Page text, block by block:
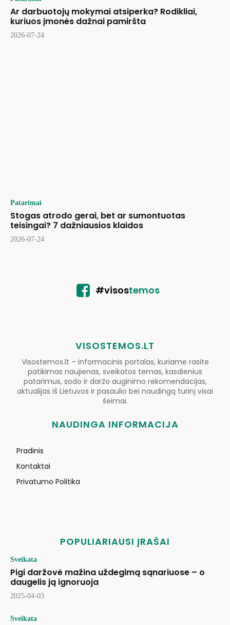
Ar darbuotojų mokymai atsiperka? Rodikliai,
kuriuos įmonės dažnai pamiršta
2026-07-24
Patarimai
Stogas atrodo gerai, bet ar sumontuotas
teisingai? 7 dažniausios klaidos
2026-07-24
#visostemos
VISOSTEMOS.LT
Visostemos.lt – informacinis portalas, kuriame rasite
patikimas naujienas, sveikatos temas, kasdienius
patarimus, sodo ir daržo auginimo rekomendacijas,
aktualijas iš Lietuvos ir pasaulio bei naudingą turinį visai
šeimai.
NAUDINGA INFORMACIJA
Pradinis
Kontaktai
Privatumo Politika
POPULIARIAUSI ĮRAŠAI
Sveikata
Pigi daržovė mažina uždegimą sąnariuose – o
daugelis ją ignoruoja
2025-04-03
Sveikata